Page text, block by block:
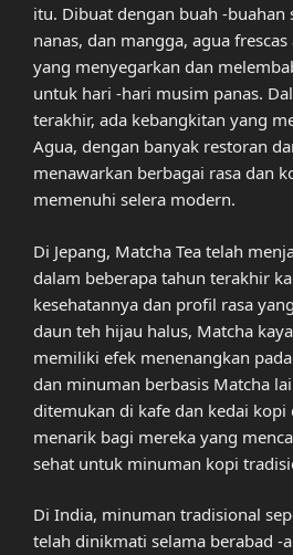
itu. Dibuat dengan buah -buahan
nanas, dan mangga, agua
yang menyegarkan dan
untuk hari -hari musim panas.
terakhir, ada kebangkitan yang
Agua, dengan banyak restoran
menawarkan berbagai rasa dan
memenuhi selera modern.
Di Jepang, Matcha Tea telah
dalam beberapa tahun terakhir
kesehatannya dan profil rasa
daun teh hijau halus, Matcha
memiliki efek menenangkan
dan minuman berbasis Matcha
ditemukan di kafe dan kedai kopi
menarik bagi mereka yang
sehat untuk minuman kopi
Di India, minuman tradisional
telah dinikmati selama berabad -